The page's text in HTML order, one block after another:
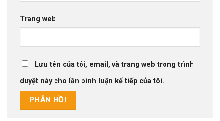
Trang web
Lưu tên của tôi, email, và trang web trong trình
duyệt này cho lần bình luận kế tiếp của tôi.